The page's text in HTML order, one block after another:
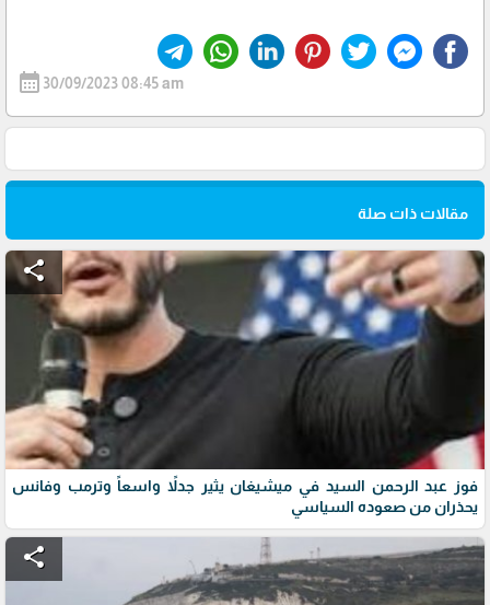
calendar_month 30/09/2023 08:45 am
مقالات ذات صلة
share
فوز عبد الرحمن السيد في ميشيغان يثير جدلاً واسعاً وترمب وفانس
يحذران من صعوده السياسي
share